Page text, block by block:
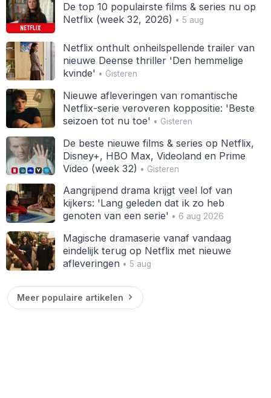
De top 10 populairste films & series nu op
Netflix (week 32, 2026) • 5 aug
Netflix onthult onheilspellende trailer van
nieuwe Deense thriller 'Den hemmelige
kvinde' • Gisteren
Nieuwe afleveringen van romantische
Netflix-serie veroveren koppositie: 'Beste
seizoen tot nu toe' • Gisteren
De beste nieuwe films & series op Netflix,
Disney+, HBO Max, Videoland en Prime
Video (week 32) • Gisteren
Aangrijpend drama krijgt veel lof van
kijkers: 'Lang geleden dat ik zo heb
genoten van een serie' • 6 aug 2026
Magische dramaserie vanaf vandaag
eindelijk terug op Netflix met nieuwe
afleveringen• 5 aug
Meer populaire artikelen